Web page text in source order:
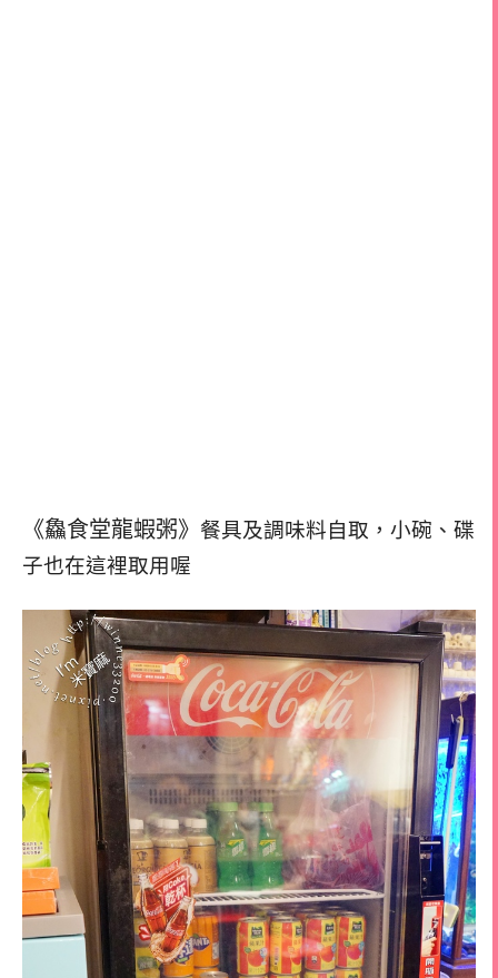
《鱻食堂龍蝦粥》 餐具及調味料自取， 小碗、碟
子也在這裡取用喔